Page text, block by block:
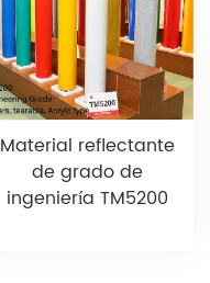
Material reflectante
de grado de
ingeniería TM5200